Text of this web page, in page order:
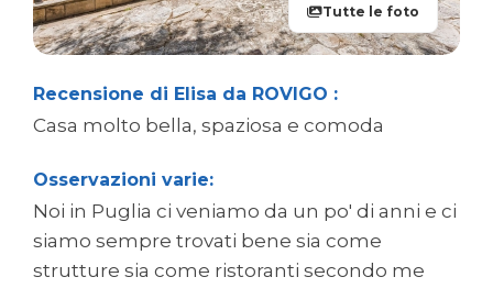
Tutte le foto
Recensione di Elisa da ROVIGO :
Casa molto bella, spaziosa e comoda
Osservazioni varie:
Noi in Puglia ci veniamo da un po' di anni e ci
siamo sempre trovati bene sia come
strutture sia come ristoranti secondo me